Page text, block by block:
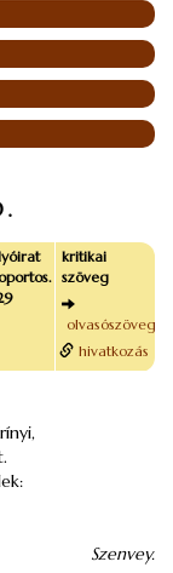
kritikai
szöveg
olvasószöveg
hivatkozás
,
Szenvey.